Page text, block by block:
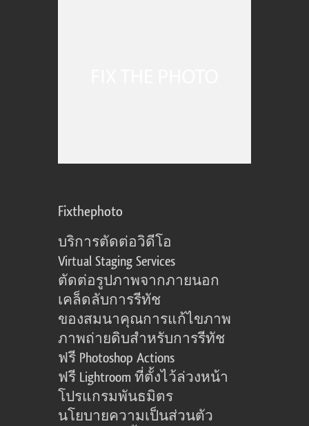
Fixthephoto
บริการตัดต่อวิดีโอ
Virtual Staging Services
ตัดต่อรูปภาพจากภายนอก
เคล็ดลับการรีทัช
ของสมนาคุณการแก้ไขภาพ
ภาพถ่ายดิบสำหรับการรีทัช
ฟรี Photoshop Actions
ฟรี Lightroom ที่ตั้งไว้ล่วงหน้า
โปรแกรมพันธมิตร
นโยบายความเป็นส่วนตัว